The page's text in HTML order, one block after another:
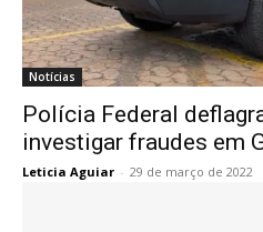
Notícias
Polícia Federal
investigar fraudes em
Leticia Aguiar - 29 de março de 2022